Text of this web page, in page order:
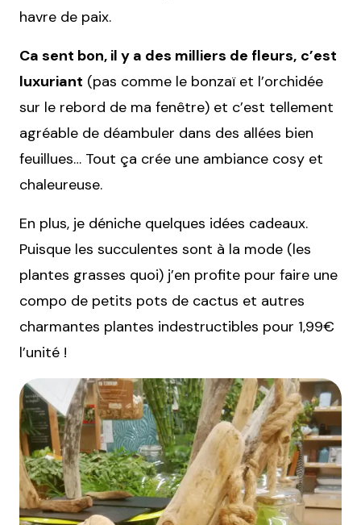
havre de paix.
Ca sent bon, il y a des milliers de fleurs, c’est
luxuriant (pas comme le bonzaï et l’orchidée
sur le rebord de ma fenêtre) et c’est tellement
agréable de déambuler dans des allées bien
feuillues… Tout ça crée une ambiance cosy et
chaleureuse.
En plus, je déniche quelques idées cadeaux.
Puisque les succulentes sont à la mode (les
plantes grasses quoi) j’en profite pour faire une
compo de petits pots de cactus et autres
charmantes plantes indestructibles pour 1,99€
l’unité !